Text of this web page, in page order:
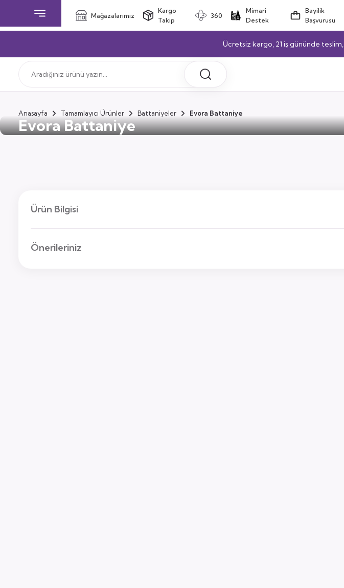
Mağazalarımız
Kargo
Takip
360
Mimari
Destek
Bayilik
Başvurusu
Ücretsiz kargo, 21 iş gününde teslim,
Anasayfa Tamamlayıcı Ürünler Battaniyeler Evora Battaniye
Evora Battaniye
Ürün Bilgisi
Önerileriniz